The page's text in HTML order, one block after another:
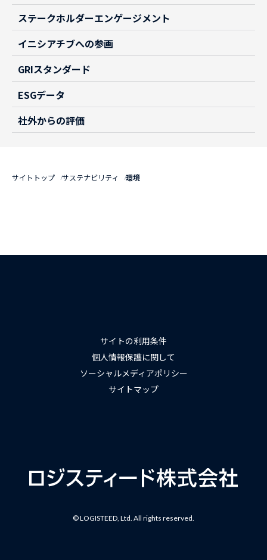
ステークホルダーエンゲージメント
イニシアチブへの参画
GRIスタンダード
ESGデータ
社外からの評価
サイトトップ サステナビリティ 環境
サイトの利用条件
個人情報保護に関して
ソーシャルメディアポリシー
サイトマップ
© LOGISTEED, Ltd. All rights reserved.